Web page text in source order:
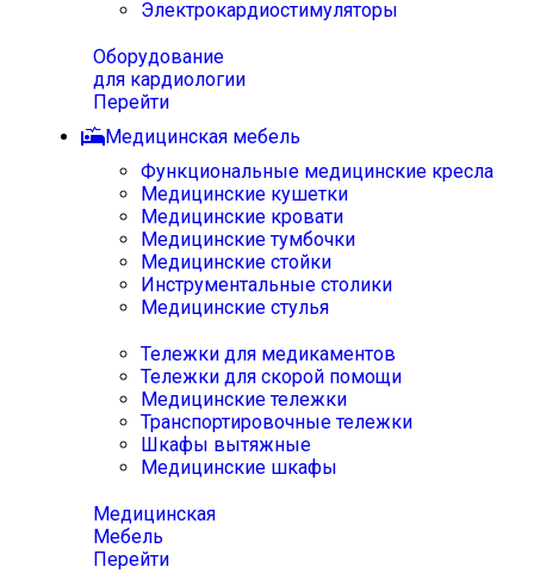
Электрокардиостимуляторы
Оборудование
для кардиологии
Перейти
Медицинская мебель
Функциональные медицинские кресла
Медицинские кушетки
Медицинские кровати
Медицинские тумбочки
Медицинские стойки
Инструментальные столики
Медицинские стулья
Тележки для медикаментов
Тележки для скорой помощи
Медицинские тележки
Транспортировочные тележки
Шкафы вытяжные
Медицинские шкафы
Медицинская
Мебель
Перейти